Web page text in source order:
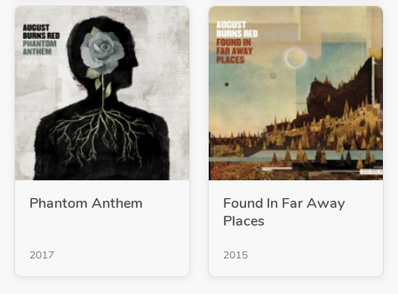
Phantom Anthem
2017
Found In Far Away
Places
2015